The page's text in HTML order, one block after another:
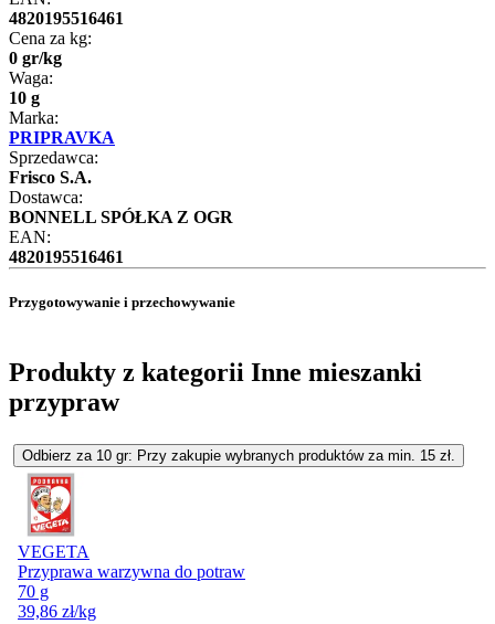
4820195516461
Cena za kg:
0 gr/kg
Waga:
10 g
Marka:
PRIPRAVKA
Sprzedawca:
Frisco S.A.
Dostawca:
BONNELL SPÓŁKA Z OGR
EAN:
4820195516461
Przygotowywanie i przechowywanie
Produkty z kategorii Inne mieszanki
przypraw
Odbierz za 10 gr: Przy zakupie wybranych produktów za min. 15 zł.
VEGETA
Przyprawa warzywna do potraw
70 g
39,86 zł/kg